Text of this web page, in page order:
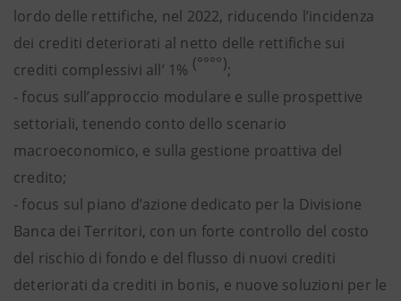
lordo delle rettifiche, nel 2022, riducendo l’incidenza
dei crediti deteriorati al netto delle rettifiche sui
crediti complessivi all’ 1% (°°°°);
- focus sull’approccio modulare e sulle prospettive
settoriali, tenendo conto dello scenario
macroeconomico, e sulla gestione proattiva del
credito;
- focus sul piano d’azione dedicato per la Divisione
Banca dei Territori, con un forte controllo del costo
del rischio di fondo e del flusso di nuovi crediti
deteriorati da crediti in bonis, e nuove soluzioni per le